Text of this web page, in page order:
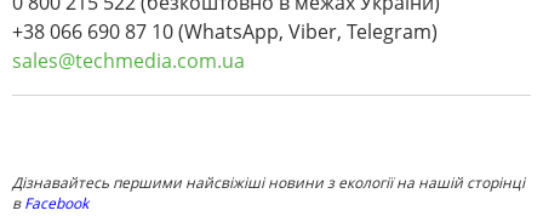
+38 066 690 87 10 (WhatsApp, Viber, Telegram)
sales@techmedia.com.ua
Дізнавайтесь першими найсвіжіші новини з екології на нашій сторінці
вFacebook